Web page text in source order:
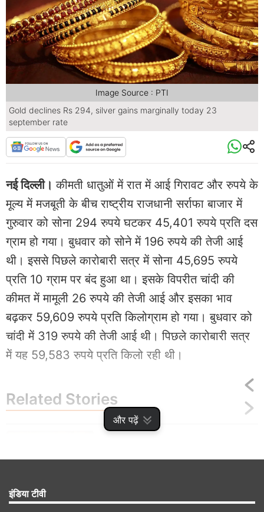
और पढ़ें
Gold declines Rs 294, silver gains marginally today 23
september rate
Image Source : PTI
नई दिल्‍ली। कीमती धातुओं में रात में आई गिरावट और रुपये के
मूल्य में मजबूती के बीच राष्ट्रीय राजधानी सर्राफा बाजार में
गुरुवार को सोना 294 रुपये घटकर 45,401 रुपये प्रति दस
ग्राम हो गया। बुधवार को सोने में 196 रुपये की तेजी आई
थी। इससे पिछले कारोबारी सत्र में सोना 45,695 रुपये
प्रति 10 ग्राम पर बंद हुआ था। इसके विपरीत चांदी की
कीमत में मामूली 26 रुपये की तेजी आई और इसका भाव
बढ़कर 59,609 रुपये प्रति किलोग्राम हो गया। बुधवार को
चांदी में 319 रुपये की तेजी आई थी। पिछले कारोबारी सत्र
में यह 59,583 रुपये प्रति किलो रही थी।
Related Stories
ग्राम गोल्ड के नए रेट जारी हुए
इंडिया टीवी